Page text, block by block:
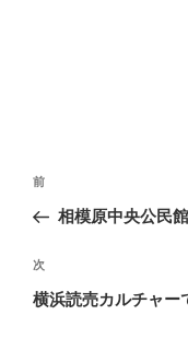
投
ナ
ビ
ゲ
前
の
稿
前
相模原中央公民
次
の
次
横浜読売カルチャー